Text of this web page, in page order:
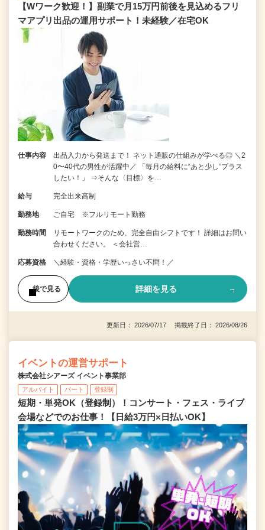
【Wワーク歓迎！】副業で月15万円前後を見込めるフリ
マアプリ出品の運用サポート！未経験／在宅OK
仕事内容
出品入力から発送まで！ ネット通販の仕組みが学べる◎ ＼2
0〜40代の男性が活躍中／ 「毎月の給料に“あと少し”プラス
したい！」 ⇒そんな〈目標〉を…
給与 完全出来高制
勤務地 ご自宅 ※フルリモート勤務
勤務時間
リモートワークのため、完全自由シフトです！ 詳細はお問い
合わせください。 ＜会社営…
応募資格 ＼経験・資格・学歴いっさい不問！／
後で見る 詳細を見る
更新日： 2026/07/17 掲載終了日： 2026/08/26
イベントの運営サポート
株式会社シアーズ イベント事業部
アルバイト パート 登録制
短期・単発OK（登録制）！コンサート・フェス・ライブ
会場などでのお仕事！【日給3万円×日払いOK】